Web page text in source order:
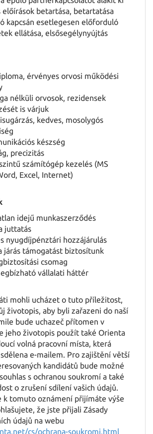
előírások betartása, betartatása
kapcsán esetlegesen előforduló
ellátása, elsősegélynyújtás
érvényes orvosi működési
nélküli orvosok, rezidensek
is várjuk
kedves, mosolygós
készség
precizitás
számítógép kezelés (MS
Excel, Internet)
idejű munkaszerződés
juttatás
nyugdíjpénztári hozzájárulás
járás támogatást biztosítunk
csomag
vállalati háttér
mohli ucházet o tuto příležitost,
životopis, aby byli zařazeni do naší
bude uchazeč přítomen v
jeho životopis použít také Orienta
volná pracovní místa, která
e-mailem. Pro zajištění větší
kandidátů bude možné
s ochranou soukromí a také
o zrušení sdílení vašich údajů.
k tomuto oznámení přijímáte výše
že jste přijali Zásady
údajů na webu
cs/ochrana-soukromi.html